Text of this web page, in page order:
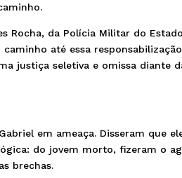
Rocha, da Polícia Militar do
até essa
justiça seletiva e omissa diante
em ameaça. Disseram que
do jovem morto, fizeram o
brechas.